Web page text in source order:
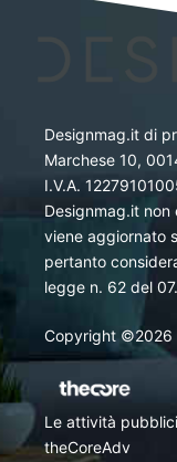
Designmag.it di
Marchese 10,
I.V.A.
Designmag.it
viene aggiornato
pertanto
legge n. 62 del
Copyright ©2026
Le attività
theCoreAdv